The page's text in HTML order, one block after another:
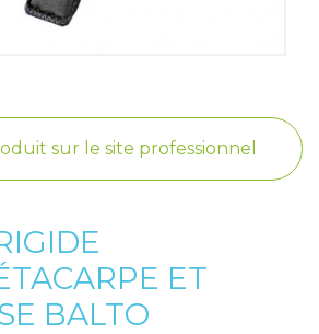
sur le site professionnel
ET
BALTO